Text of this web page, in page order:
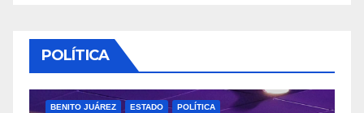
POLÍTICA